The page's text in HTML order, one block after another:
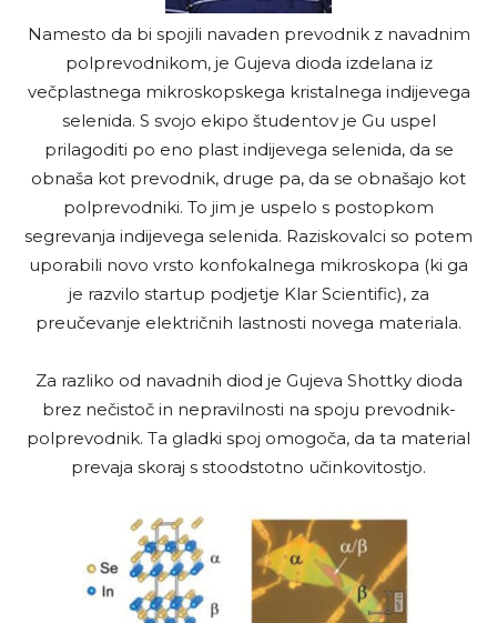
Namesto da bi spojili navaden prevodnik z navadnim
polprevodnikom, je Gujeva dioda izdelana iz
večplastnega mikroskopskega kristalnega indijevega
selenida. S svojo ekipo študentov je Gu uspel
prilagoditi po eno plast indijevega selenida, da se
obnaša kot prevodnik, druge pa, da se obnašajo kot
polprevodniki. To jim je uspelo s postopkom
segrevanja indijevega selenida. Raziskovalci so potem
uporabili novo vrsto konfokalnega mikroskopa (ki ga
je razvilo startup podjetje Klar Scientific), za
preučevanje električnih lastnosti novega materiala.
Za razliko od navadnih diod je Gujeva Shottky dioda
brez nečistoč in nepravilnosti na spoju prevodnik-
polprevodnik. Ta gladki spoj omogoča, da ta material
prevaja skoraj s stoodstotno učinkovitostjo.